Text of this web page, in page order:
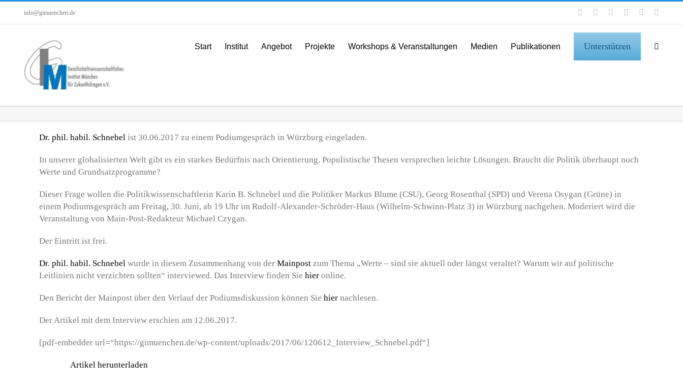
info@gimuenchen.de FacebookInstagramLinkedIn YouTube
Start Institut Angebot Projekte Workshops & Veranstaltungen Medien Publikationen Unterstützen
Dr. phil. habil. Schnebelist 30.06.2017 zu einem Podiumgespräch in Würzburg eingeladen.
In unserer globalisierten Welt gibt es ein starkes Bedürfnis nach Orientierung. Populistische Thesen versprechen leichte Lösungen. Braucht die Politik überhaupt noch
Werte und Grundsatzprogramme?
Dieser Frage wollen die Politikwissenschaftlerin Karin B. Schnebel und die Politiker Markus Blume (CSU), Georg Rosenthal (SPD) und Verena Osygan (Grüne) in
einem Podiumsgespräch am Freitag, 30. Juni, ab 19 Uhr im Rudolf-Alexander-Schröder-Haus (Wilhelm-Schwinn-Platz 3) in Würzburg nachgehen. Moderiert wird die
Veranstaltung von Main-Post-Redakteur Michael Czygan.
Der Eintritt ist frei.
Dr. phil. habil. Schnebelwurde in diesem Zusammenhang von der Mainpostzum Thema „Werte – sind sie aktuell oder längst veraltet? Warum wir auf politische
Leitlinien nicht verzichten sollten“ interviewed. Das Interview finden Sie hieronline.
Den Bericht der Mainpost über den Verlauf der Podiumsdiskussion können Sie hiernachlesen.
Der Artikel mit dem Interview erschien am 12.06.2017.
[pdf-embedder url=“https://gimuenchen.de/wp-content/uploads/2017/06/120612_Interview_Schnebel.pdf“]
Artikel herunterladen